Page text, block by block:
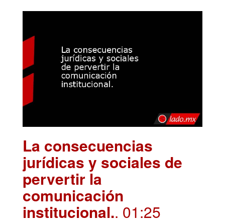
La consecuencias
jurídicas y sociales de
pervertir la
comunicación
institucional.. 01:25